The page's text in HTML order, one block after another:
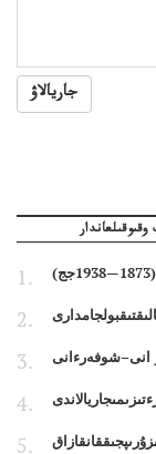
جاريالاۋ
انى–شوفەرءانى